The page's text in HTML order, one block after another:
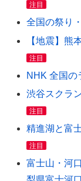
注目
全国の祭り
【地震】熊
注目
NHK 全国の
渋谷スクラ
注目
精進湖と富
注目
富士山・河